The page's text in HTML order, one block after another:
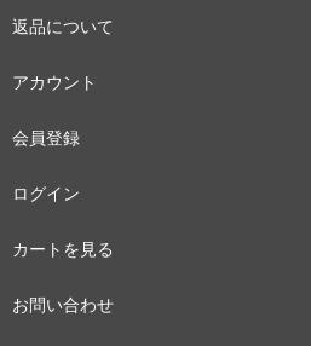
返品について
アカウント
会員登録
ログイン
カートを見る
お問い合わせ